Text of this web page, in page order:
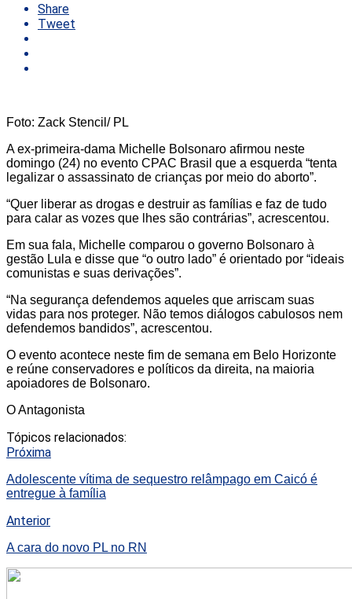
Share
Tweet
Foto: Zack Stencil/ PL
A ex-primeira-dama Michelle Bolsonaro afirmou neste
domingo (24) no evento CPAC Brasil que a esquerda “tenta
legalizar o assassinato de crianças por meio do aborto”.
“Quer liberar as drogas e destruir as famílias e faz de tudo
para calar as vozes que lhes são contrárias”, acrescentou.
Em sua fala, Michelle comparou o governo Bolsonaro à
gestão Lula e disse que “o outro lado” é orientado por “ideais
comunistas e suas derivações”.
“Na segurança defendemos aqueles que arriscam suas
vidas para nos proteger. Não temos diálogos cabulosos nem
defendemos bandidos”, acrescentou.
O evento acontece neste fim de semana em Belo Horizonte
e reúne conservadores e políticos da direita, na maioria
apoiadores de Bolsonaro.
O Antagonista
Tópicos relacionados:
Próxima
Adolescente vítima de sequestro relâmpago em Caicó é
entregue à família
Anterior
A cara do novo PL no RN